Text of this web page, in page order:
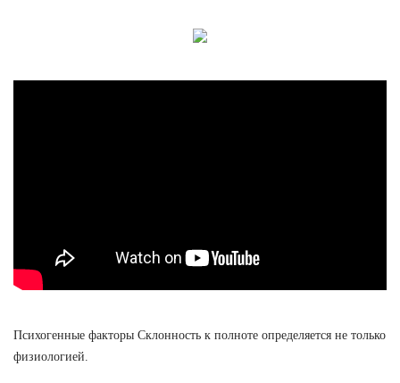
Психогенные факторы Склонность к полноте определяется не только
физиологией.